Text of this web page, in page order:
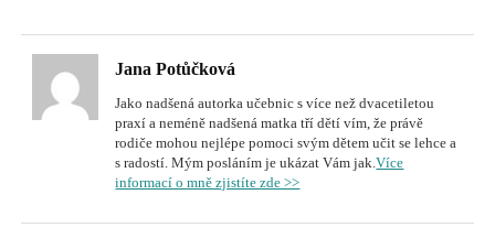
Jana Potůčková
Jako nadšená autorka učebnic s více než dvacetiletou
praxí a neméně nadšená matka tří dětí vím, že právě
rodiče mohou nejlépe pomoci svým dětem učit se lehce a
s radostí. Mým posláním je ukázat Vám jak.Více
informací o mně zjistíte zde >>